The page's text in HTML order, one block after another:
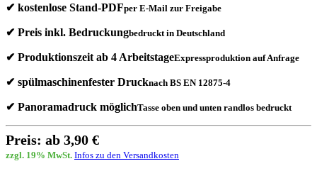
✔ kostenlose Stand-PDFper E-Mail zur Freigabe
✔ Preis inkl. Bedruckungbedruckt in Deutschland
✔ Produktionszeit ab 4 ArbeitstageExpressproduktion auf Anfrage
✔ spülmaschinenfester Drucknach BS EN 12875-4
✔ Panoramadruck möglichTasse oben und unten randlos bedruckt
Preis: ab 3,90 €
zzgl. 19% MwSt. Infos zu den Versandkosten